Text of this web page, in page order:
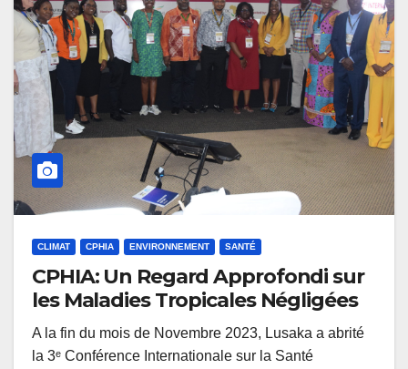
CLIMAT CPHIA ENVIRONNEMENT SANTÉ
CPHIA: Un Regard Approfondi sur
les Maladies Tropicales Négligées
A la fin du mois de Novembre 2023, Lusaka a abrité
la 3ᵉ Conférence Internationale sur la Santé